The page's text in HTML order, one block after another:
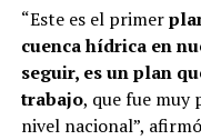
“Este es el primer
cuenca hídrica en
seguir, es un plan
trabajo, que fue muy
nivel nacional”,